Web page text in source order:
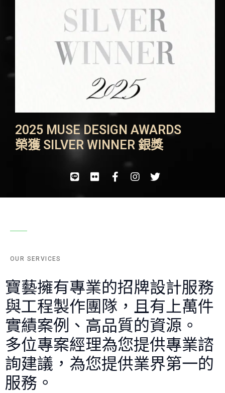
2025 MUSE DESIGN AWARDS
榮獲 SILVER WINNER 銀獎
OUR SERVICES
寶藝擁有專業的招牌設計服務
與工程製作團隊，且有上萬件
實績案例、高品質的資源。
多位專案經理為您提供專業諮
詢建議，為您提供業界第一的
服務。